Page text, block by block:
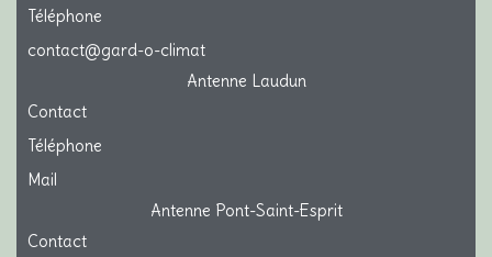
Téléphone
contact@gard-o-climat
Antenne Laudun
Contact
Téléphone
Mail
Antenne Pont-Saint-Esprit
Contact